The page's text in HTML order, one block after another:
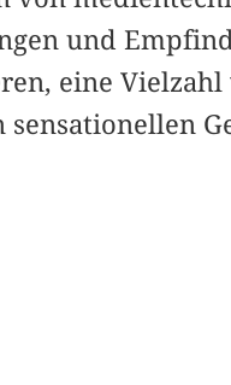
und
eine
sensationellen